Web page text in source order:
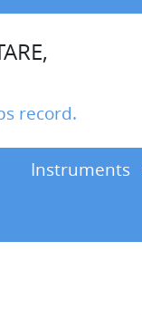
record.
Instruments